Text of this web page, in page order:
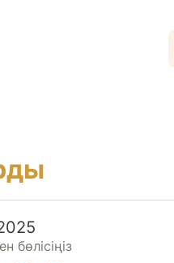
бөлісіңіз